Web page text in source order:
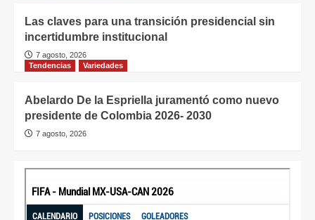
Las claves para una transición presidencial sin
incertidumbre institucional
7 agosto, 2026
Tendencias
Variedades
Abelardo De la Espriella juramentó como nuevo
presidente de Colombia 2026- 2030
7 agosto, 2026